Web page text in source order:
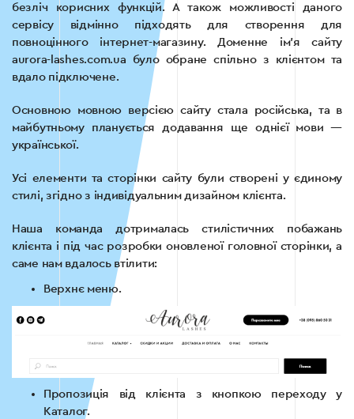
безліч корисних функцій. А також можливості даного
сервісу відмінно підходять для створення для
повноцінного інтернет-магазину. Доменне ім’я сайту
aurora-lashes.com.ua було обране спільно з клієнтом та
вдало підключене.
Основною мовною версією сайту стала російська, та в
майбутньому планується додавання ще однієї мови —
української.
Усі елементи та сторінки сайту були створені у єдиному
стилі, згідно з індивідуальним дизайном клієнта.
Наша команда дотрималась стилістичних побажань
клієнта і під час розробки оновленої головної сторінки, а
саме нам вдалось втілити:
Верхнє меню.
Пропозиція від клієнта з кнопкою переходу у
Каталог.